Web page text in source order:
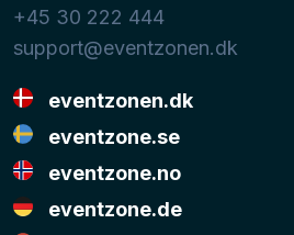
+45 30 222 444
support@eventzonen.dk
eventzonen.dk
eventzone.se
eventzone.no
eventzone.de